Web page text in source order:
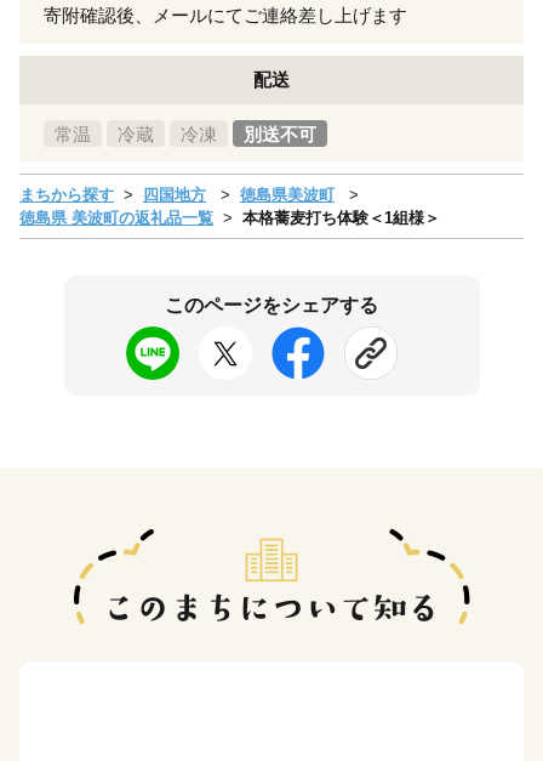
寄附確認後、メールにてご連絡差し上げます
配送
常温 冷蔵 冷凍 別送不可
まちから探す 四国地方
徳島県美波町
徳島県 美波町の返礼品一覧
本格蕎麦打ち体験＜1組様＞
このページをシェアする